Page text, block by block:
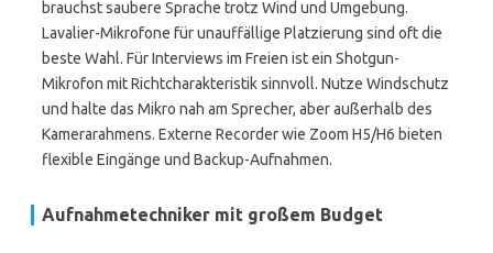
brauchst saubere Sprache trotz Wind und Umgebung.
Lavalier-Mikrofone für unauffällige Platzierung sind oft die
beste Wahl. Für Interviews im Freien ist ein Shotgun-
Mikrofon mit Richtcharakteristik sinnvoll. Nutze Windschutz
und halte das Mikro nah am Sprecher, aber außerhalb des
Kamerarahmens. Externe Recorder wie Zoom H5/H6 bieten
flexible Eingänge und Backup-Aufnahmen.
Aufnahmetechniker mit großem Budget